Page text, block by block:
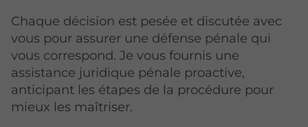
Chaque décision est pesée et discutée avec
vous pour assurer une défense pénale qui
vous correspond. Je vous fournis une
assistance juridique pénale proactive,
anticipant les étapes de la procédure pour
mieux les maîtriser.